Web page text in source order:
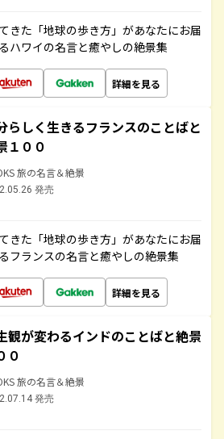
きた「地球の歩き方」があなたにお届
ハワイの名言と癒やしの絶景集
詳細を見る
らしく生きるフランスのことばと
１００
旅の名言＆絶景
発売
きた「地球の歩き方」があなたにお届
フランスの名言と癒やしの絶景集
詳細を見る
観が変わるインドのことばと絶景
０
旅の名言＆絶景
発売